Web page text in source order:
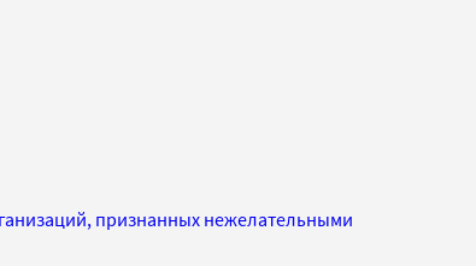
признанных нежелательными